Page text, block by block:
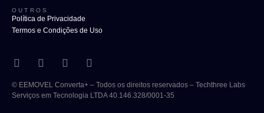
OUTROS
Política de Privacidade
Termos e Condições de Uso
© EEMOVEL Converta+ – Todos os direitos reservados – Techthree Labs
Serviços em Tecnologia LTDA 40.146.328/0001-35